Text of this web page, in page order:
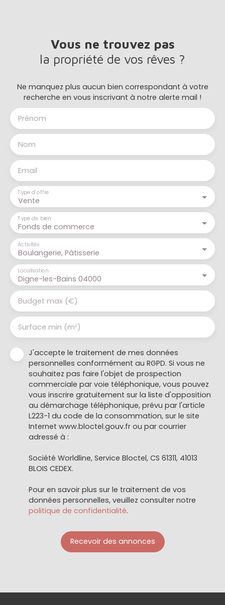
Vous ne trouvez pas
la propriété de vos rêves ?
Ne manquez plus aucun bien correspondant à votre
recherche en vous inscrivant à notre alerte mail !
Prénom
Nom
Email
Vente
Type d'offre
Fonds de commerce
Type de bien
Boulangerie, Pâtisserie
Activités
Digne-les-Bains 04000
Localisation
Budget max (€)
Surface min (m²)
J'accepte le traitement de mes données
personnelles conformément au RGPD. Si vous ne
souhaitez pas faire l'objet de prospection
commerciale par voie téléphonique, vous pouvez
vous inscrire gratuitement sur la liste d'opposition
au démarchage téléphonique, prévu par l'article
L223-1 du code de la consommation, sur le site
Internet www.bloctel.gouv.fr ou par courrier
adressé à :
Société Worldline, Service Bloctel, CS 61311, 41013
BLOIS CEDEX.
Pour en savoir plus sur le traitement de vos
données personnelles, veuillez consulter notre
politique de confidentialité.
Recevoir des annonces